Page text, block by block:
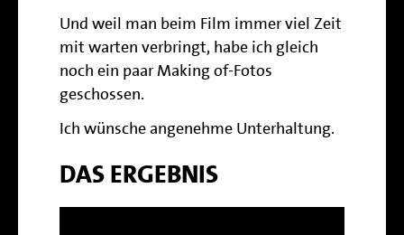
Und weil man beim Film immer viel Zeit
mit warten verbringt, habe ich gleich
noch ein paar Making of-Fotos
geschossen.
Ich wünsche angenehme Unterhaltung.
DAS ERGEBNIS